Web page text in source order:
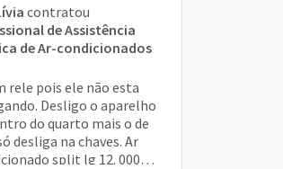
contratou
de Assistência
de Ar-condicionados
rele pois ele não esta
Desligo o aparelho
do quarto mais o de
desliga na chaves. Ar
split lg 12. 000